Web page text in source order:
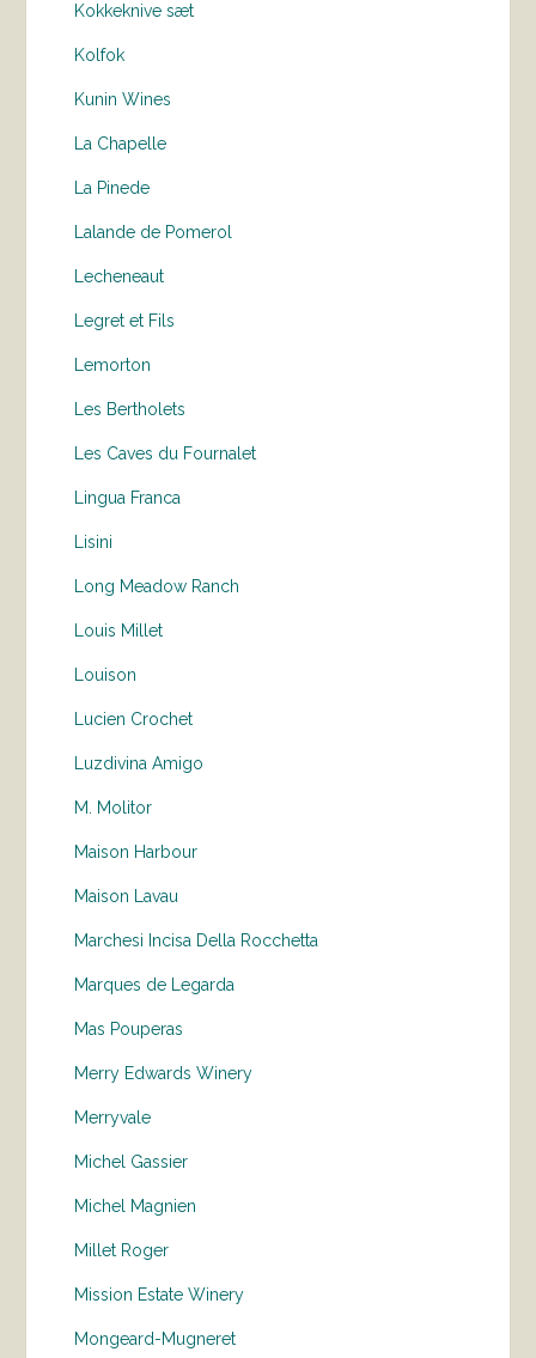
Kokkeknive sæt
Kolfok
Kunin Wines
La Chapelle
La Pinede
Lalande de Pomerol
Lecheneaut
Legret et Fils
Lemorton
Les Bertholets
Les Caves du Fournalet
Lingua Franca
Lisini
Long Meadow Ranch
Louis Millet
Louison
Lucien Crochet
Luzdivina Amigo
M. Molitor
Maison Harbour
Maison Lavau
Marchesi Incisa Della Rocchetta
Marques de Legarda
Mas Pouperas
Merry Edwards Winery
Merryvale
Michel Gassier
Michel Magnien
Millet Roger
Mission Estate Winery
Mongeard-Mugneret